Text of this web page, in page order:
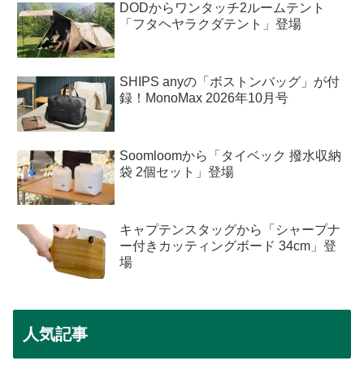
DODからワンタッチ2ルームテント
「フタヘヤラクダテント」登場
SHIPS anyの「ボストンバッグ」が付
録！MonoMax 2026年10月号
Soomloomから「タイベック 撥水収納
袋 2個セット」登場
キャプテンスタッグから「シャープナ
ー付きカッティングボード 34cm」登
場
人気記事